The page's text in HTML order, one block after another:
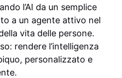
l’AI da un semplice
a un agente attivo nel
vita delle persone.
rendere l’intelligenza
personalizzato e